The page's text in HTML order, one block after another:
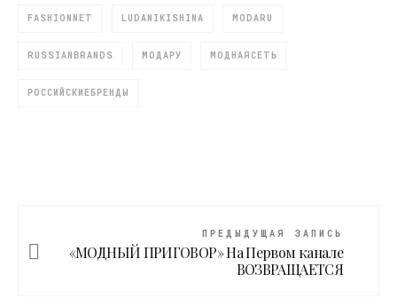
FASHIONNET LUDANIKISHINA MODARU
RUSSIANBRANDS МОДАРУ МОДНАЯСЕТЬ
РОССИЙСКИЕБРЕНДЫ
ПРЕДЫДУЩАЯ ЗАПИСЬ
«МОДНЫЙ ПРИГОВОР» На Первом канале
ВОЗВРАЩАЕТСЯ